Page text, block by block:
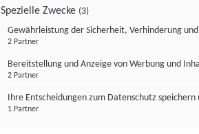
Spezielle Zwecke (3)
Gewährleistung der Sicherheit, Verhinderung
2 Partner
Bereitstellung und Anzeige von Werbung und
2 Partner
Ihre Entscheidungen zum Datenschutz
1 Partner